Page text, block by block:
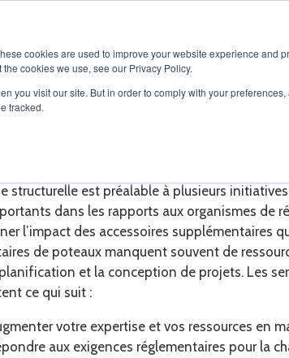
cookies are used to improve your website experience and
cookies we use, see our Privacy Policy.
you visit our site. But in order to comply with your
tracked.
de calcul de la
structurelle est préalable à plusieurs
dans les rapports aux organismes de
l’impact des accessoires supplémentaires
de poteaux manquent souvent de
et la conception de projets. Les
ce qui suit :
votre expertise et vos ressources en
aux exigences réglementaires pour la